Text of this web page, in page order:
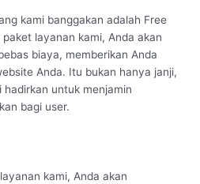
kami banggakan adalah Free
layanan kami, Anda akan
biaya, memberikan Anda
Anda. Itu bukan hanya janji,
untuk menjamin
bagi user.
kami, Anda akan